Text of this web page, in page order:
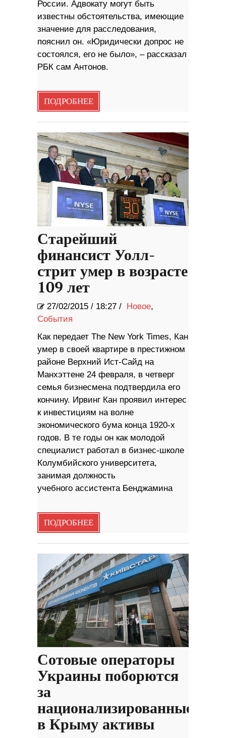
России. Адвокату могут быть
известны обстоятельства, имеющие
значение для расследования,
пояснил он. «Юридически допрос не
состоялся, его не было», – рассказал
РБК сам Антонов.
ПОДРОБНЕЕ
Старейший
финансист Уолл-
стрит умер в возрасте
109 лет
27/02/2015 / 18:27 / Новое,
События
Как передает The New York Times, Кан
умер в своей квартире в престижном
районе Верхний Ист-Сайд на
Манхэттене 24 февраля, в четверг
семья бизнесмена подтвердила его
кончину. Ирвинг Кан проявил интерес
к инвестициям на волне
экономического бума конца 1920-х
годов. В те годы он как молодой
специалист работал в бизнес-школе
Колумбийского университета,
занимая должность
учебного ассистента Бенджамина
ПОДРОБНЕЕ
Сотовые операторы
Украины поборются
за
национализированные
в Крыму активы